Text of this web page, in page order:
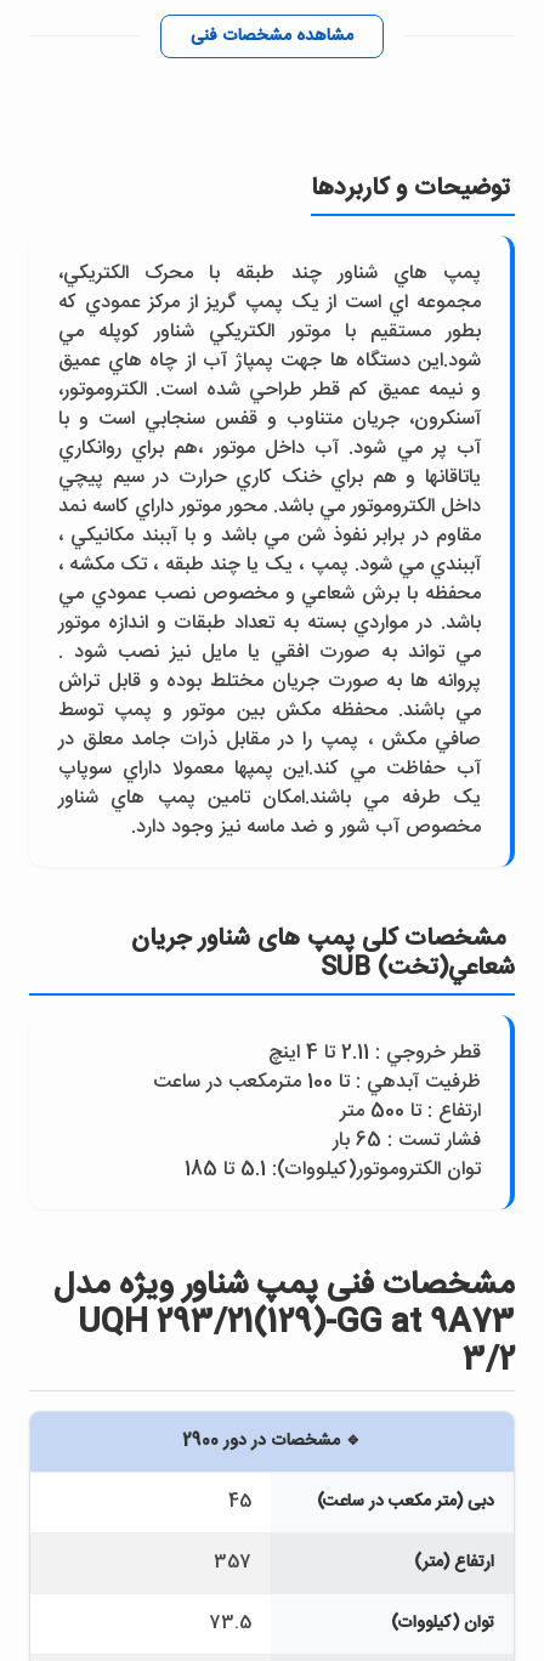
مشاهده مشخصات فنی
توضیحات و کاربردها
پمپ هاي شناور چند طبقه با محرک الکتريکي،
مجموعه اي است از يک پمپ گريز از مرکز عمودي که
بطور مستقيم با موتور الکتريکي شناور کوپله مي
شود.اين دستگاه ها جهت پمپاژ آب از چاه هاي عميق
و نيمه عميق کم قطر طراحي شده است. الکتروموتور،
آسنکرون، جريان متناوب و قفس سنجابي است و با
آب پر مي شود. آب داخل موتور ،هم براي روانکاري
ياتاقانها و هم براي خنک کاري حرارت در سيم پيچي
داخل الکتروموتور مي باشد. محور موتور داراي کاسه نمد
مقاوم در برابر نفوذ شن مي باشد و با آببند مکانيکي ،
آببندي مي شود. پمپ ، يک يا چند طبقه ، تک مکشه ،
محفظه با برش شعاعي و مخصوص نصب عمودي مي
باشد. در مواردي بسته به تعداد طبقات و اندازه موتور
مي تواند به صورت افقي يا مايل نيز نصب شود .
پروانه ها به صورت جريان مختلط بوده و قابل تراش
مي باشند. محفظه مکش بين موتور و پمپ توسط
صافي مکش ، پمپ را در مقابل ذرات جامد معلق در
آب حفاظت مي کند.اين پمپها معمولا داراي سوپاپ
يک طرفه مي باشند.امکان تامين پمپ هاي شناور
مخصوص آب شور و ضد ماسه نيز وجود دارد.
مشخصات کلی پمپ های شناور جريان
شعاعي(تخت) SUB
قطر خروجي : 2.11 تا 4 اينچ
ظرفيت آبدهي : تا 100 مترمکعب در ساعت
ارتفاع : تا 500 متر
فشار تست : 65 بار
توان الکتروموتور(کيلووات): 5.1 تا 185
مشخصات فنی پمپ شناور ويژه مدل
UQH 293/21(129)-GG at 9A73
3/2
🔹 مشخصات در دور 2900
دبی (متر مکعب در ساعت) 45
ارتفاع (متر) 357
توان (کیلووات) 73.5